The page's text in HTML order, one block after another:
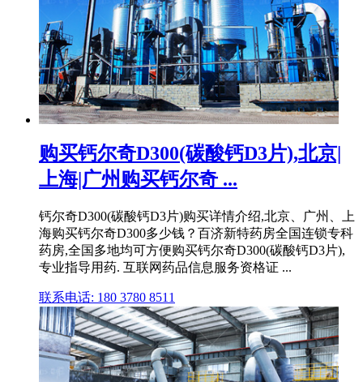
购买钙尔奇D300(碳酸钙D3片),北京|
上海|广州购买钙尔奇 ...
钙尔奇D300(碳酸钙D3片)购买详情介绍,北京、广州、上
海购买钙尔奇D300多少钱？百济新特药房全国连锁专科
药房,全国多地均可方便购买钙尔奇D300(碳酸钙D3片),
专业指导用药. 互联网药品信息服务资格证 ...
联系电话: 180 3780 8511